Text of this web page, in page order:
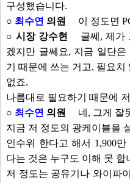
구성했습니다.
○ 최수연 의원
이 정도면
○ 시장 강수현
글쎄, 제가
겠지만 글쎄요, 지금 일단
기 때문에 쓰는 거고, 필요
없죠.
나름대로 필요하기 때문에
○ 최수연 의원
네, 그게 잘
지금 저 정도의 광케이블을
인수위 한다고 해서 1,900
다는 것은 누구도 이해 못 합
저 정도는 공유기나 와이파